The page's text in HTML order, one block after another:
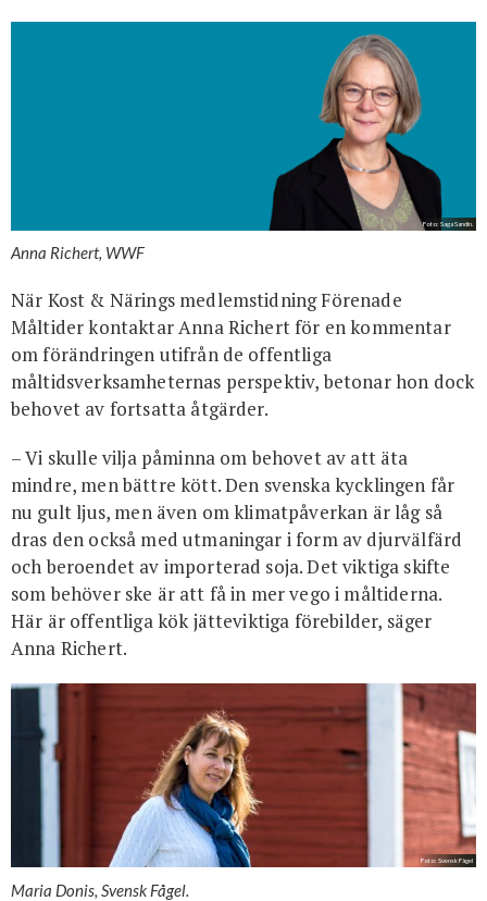
Foto: Saga Sandin.
Anna Richert, WWF
När Kost & Närings medlemstidning Förenade
Måltider kontaktar Anna Richert för en kommentar
om förändringen utifrån de offentliga
måltidsverksamheternas perspektiv, betonar hon dock
behovet av fortsatta åtgärder.
– Vi skulle vilja påminna om behovet av att äta
mindre, men bättre kött. Den svenska kycklingen får
nu gult ljus, men även om klimatpåverkan är låg så
dras den också med utmaningar i form av djurvälfärd
och beroendet av importerad soja. Det viktiga skifte
som behöver ske är att få in mer vego i måltiderna.
Här är offentliga kök jätteviktiga förebilder, säger
Anna Richert.
Foto: Svensk Fågel
Maria Donis, Svensk Fågel.